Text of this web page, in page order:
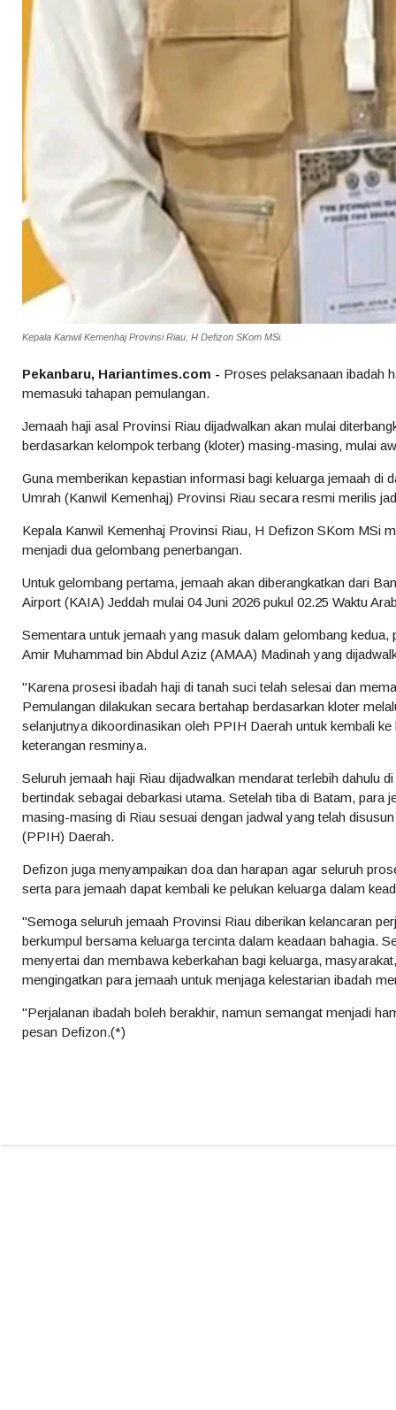
Kepala Kanwil Kemenhaj Provinsi Riau, H Defizon SKom MSi.
Pekanbaru, Hariantimes.com - Proses pelaksanaan ibadah
memasuki tahapan pemulangan.
Jemaah haji asal Provinsi Riau dijadwalkan akan mulai
berdasarkan kelompok terbang (kloter) masing-masing, mulai
Guna memberikan kepastian informasi bagi keluarga jemaah di
Umrah (Kanwil Kemenhaj) Provinsi Riau secara resmi merilis
Kepala Kanwil Kemenhaj Provinsi Riau, H Defizon SKom MSi
menjadi dua gelombang penerbangan.
Untuk gelombang pertama, jemaah akan diberangkatkan dari
Airport (KAIA) Jeddah mulai 04 Juni 2026 pukul 02.25 Waktu
Sementara untuk jemaah yang masuk dalam gelombang kedua,
Amir Muhammad bin Abdul Aziz (AMAA) Madinah yang
"Karena prosesi ibadah haji di tanah suci telah selesai dan
Pemulangan dilakukan secara bertahap berdasarkan kloter
selanjutnya dikoordinasikan oleh PPIH Daerah untuk kembali
keterangan resminya.
Seluruh jemaah haji Riau dijadwalkan mendarat terlebih dahulu
bertindak sebagai debarkasi utama. Setelah tiba di Batam, para
masing-masing di Riau sesuai dengan jadwal yang telah
(PPIH) Daerah.
Defizon juga menyampaikan doa dan harapan agar seluruh
serta para jemaah dapat kembali ke pelukan keluarga dalam
"Semoga seluruh jemaah Provinsi Riau diberikan kelancaran
berkumpul bersama keluarga tercinta dalam keadaan bahagia.
menyertai dan membawa keberkahan bagi keluarga,
mengingatkan para jemaah untuk menjaga kelestarian ibadah
"Perjalanan ibadah boleh berakhir, namun semangat menjadi
pesan Defizon.(*)